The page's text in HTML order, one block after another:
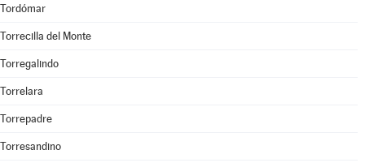
Tordómar
Torrecilla del Monte
Torregalindo
Torrelara
Torrepadre
Torresandino